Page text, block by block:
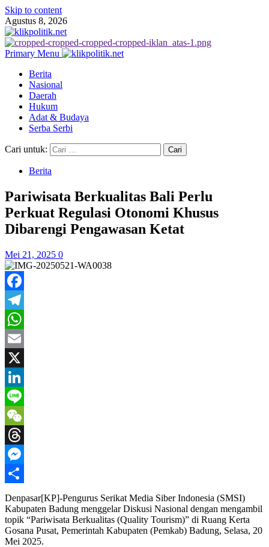
Skip to content
Agustus 8, 2026
Primary Menu
Berita
Nasional
Daerah
Hukum
Adat & Budaya
Serba Serbi
Cari untuk:
Berita
Pariwisata Berkualitas Bali Perlu
Perkuat Regulasi Otonomi Khusus
Dibarengi Pengawasan Ketat
Mei 21, 2025 0
Facebook
Telegram
WhatsApp
Email
X
LinkedIn
Line
WeChat
Threads
Messenger
Share
Denpasar[KP]-Pengurus Serikat Media Siber Indonesia (SMSI)
Kabupaten Badung menggelar Diskusi Nasional dengan mengambil
topik “Pariwisata Berkualitas (Quality Tourism)” di Ruang Kerta
Gosana Pusat, Pemerintah Kabupaten (Pemkab) Badung, Selasa, 20
Mei 2025.